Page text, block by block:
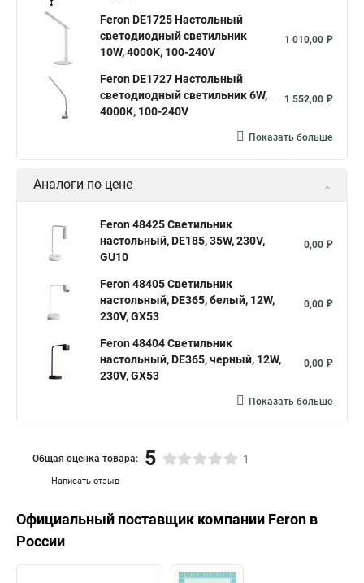
Feron DE1725 Настольный
светодиодный светильник
10W, 4000K, 100-240V
1 010,00 ₽
Feron DE1727 Настольный
светодиодный светильник 6W,
4000K, 100-240V
1 552,00 ₽
Показать больше
Аналоги по цене
Feron 48425 Светильник
настольный, DE185, 35W, 230V,
GU10
0,00 ₽
Feron 48405 Светильник
настольный, DE365, белый, 12W,
230V, GX53
0,00 ₽
Feron 48404 Светильник
настольный, DE365, черный, 12W,
230V, GX53
0,00 ₽
Показать больше
Написать отзыв
Общая оценка товара: 5 1
Официальный поставщик компании Feron в
России